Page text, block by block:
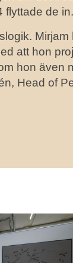
flyttade de in.
Mirjam
att hon
hon även
Head of